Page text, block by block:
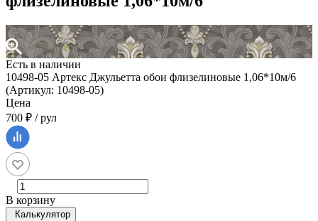
Есть в наличии
10498-05 Артекс Джульетта обои флизелиновые 1,06*10м/6
(Артикул: 10498-05)
Цена
700 ₽ / рул
В корзину
Калькулятор